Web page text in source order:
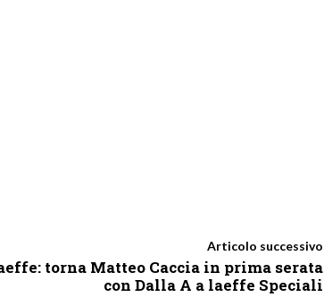
Articolo successivo
torna Matteo Caccia in prima serata
con Dalla A a laeffe Speciali